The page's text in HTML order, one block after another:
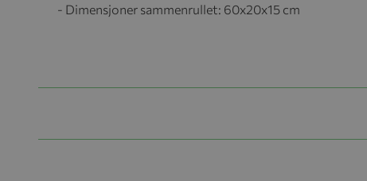
- Dimensjoner sammenrullet: 60x20x15 cm